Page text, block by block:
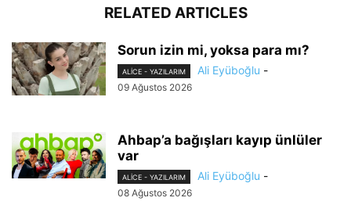
RELATED ARTICLES
Sorun izin mi, yoksa para mı?
ALİCE - YAZILARIM Ali Eyüboğlu -
09 Ağustos 2026
Ahbap’a bağışları kayıp ünlüler
var
ALİCE - YAZILARIM Ali Eyüboğlu -
08 Ağustos 2026